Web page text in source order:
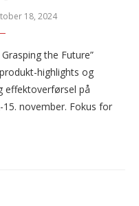
18, 2024
the Future”
highlights og
effektoverførsel på
november. Fokus for